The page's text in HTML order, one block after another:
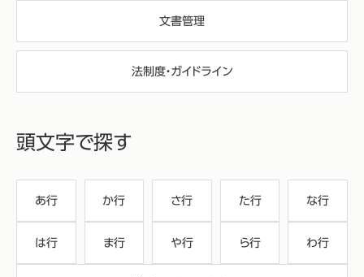
文書管理
法制度・ガイドライン
頭文字で探す
あ行 か行 さ行 た行 な行
は行 ま行 や行 ら行 わ行